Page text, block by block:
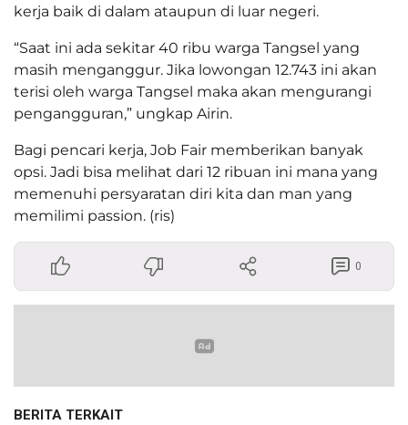
kerja baik di dalam ataupun di luar negeri.
“Saat ini ada sekitar 40 ribu warga Tangsel yang
masih menganggur. Jika lowongan 12.743 ini akan
terisi oleh warga Tangsel maka akan mengurangi
pengangguran,” ungkap Airin.
Bagi pencari kerja, Job Fair memberikan banyak
opsi. Jadi bisa melihat dari 12 ribuan ini mana yang
memenuhi persyaratan diri kita dan man yang
memilimi passion. (ris)
0
BERITA TERKAIT